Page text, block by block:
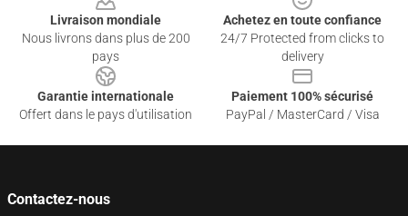
Livraison mondiale
Nous livrons dans plus de 200
pays
Achetez en toute confiance
24/7 Protected from clicks to
delivery
Garantie internationale
Offert dans le pays d'utilisation
Paiement 100% sécurisé
PayPal / MasterCard / Visa
Contactez-nous